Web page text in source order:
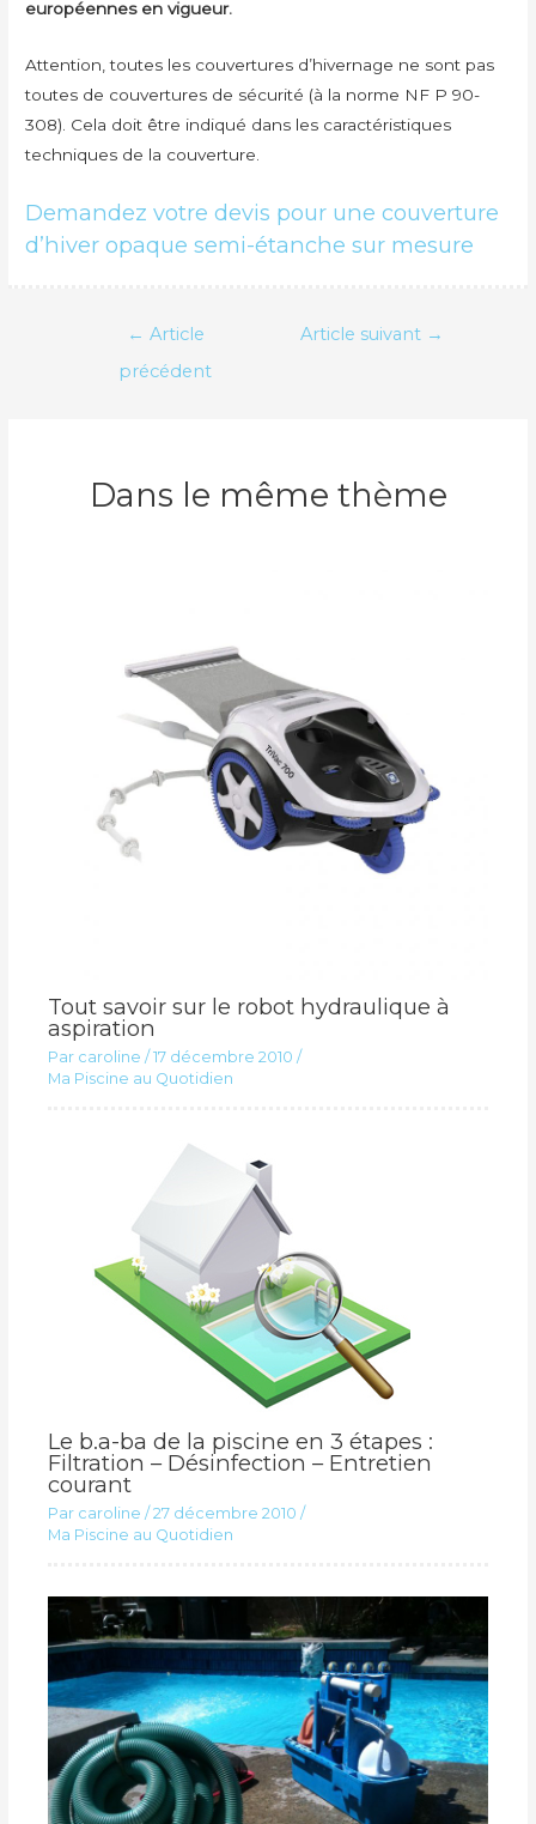
européennes en vigueur.
Attention, toutes les couvertures d’hivernage ne sont pas
toutes de couvertures de sécurité (à la norme NF P 90-
308). Cela doit être indiqué dans les caractéristiques
techniques de la couverture.
Demandez votre devis pour une couverture
d’hiver opaque semi-étanche sur mesure
← Article
précédent
Article suivant →
Dans le même thème
Tout savoir sur le robot hydraulique à
aspiration
Par caroline /17 décembre 2010 /
Ma Piscine au Quotidien
Le b.a-ba de la piscine en 3 étapes :
Filtration – Désinfection – Entretien
courant
Par caroline /27 décembre 2010 /
Ma Piscine au Quotidien